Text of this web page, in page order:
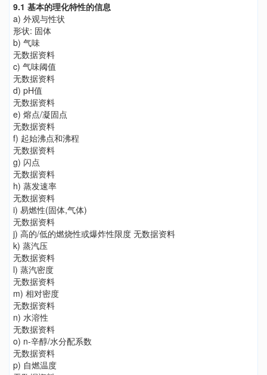
9.1 基本的理化特性的信息
a) 外观与性状
形状: 固体
b) 气味
无数据资料
c) 气味阈值
无数据资料
d) pH值
无数据资料
e) 熔点/凝固点
无数据资料
f) 起始沸点和沸程
无数据资料
g) 闪点
无数据资料
h) 蒸发速率
无数据资料
i) 易燃性(固体,气体)
无数据资料
j) 高的/低的燃烧性或爆炸性限度 无数据资料
k) 蒸汽压
无数据资料
l) 蒸汽密度
无数据资料
m) 相对密度
无数据资料
n) 水溶性
无数据资料
o) n-辛醇/水分配系数
无数据资料
p) 自燃温度